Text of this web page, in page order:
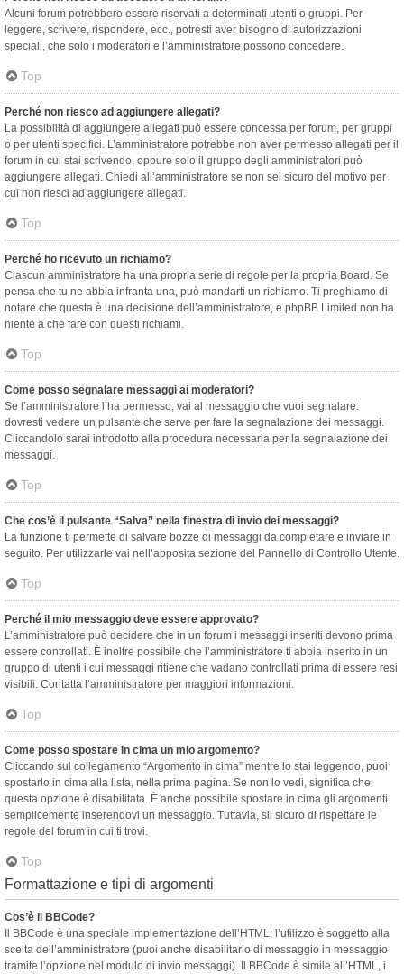
Alcuni forum potrebbero essere riservati a determinati utenti o gruppi. Per
leggere, scrivere, rispondere, ecc., potresti aver bisogno di autorizzazioni
speciali, che solo i moderatori e l’amministratore possono concedere.
Top
Perché non riesco ad aggiungere allegati?
La possibilità di aggiungere allegati può essere concessa per forum, per gruppi
o per utenti specifici. L’amministratore potrebbe non aver permesso allegati per il
forum in cui stai scrivendo, oppure solo il gruppo degli amministratori può
aggiungere allegati. Chiedi all’amministratore se non sei sicuro del motivo per
cui non riesci ad aggiungere allegati.
Top
Perché ho ricevuto un richiamo?
Ciascun amministratore ha una propria serie di regole per la propria Board. Se
pensa che tu ne abbia infranta una, può mandarti un richiamo. Ti preghiamo di
notare che questa è una decisione dell’amministratore, e phpBB Limited non ha
niente a che fare con questi richiami.
Top
Come posso segnalare messaggi ai moderatori?
Se l’amministratore l’ha permesso, vai al messaggio che vuoi segnalare:
dovresti vedere un pulsante che serve per fare la segnalazione dei messaggi.
Cliccandolo sarai introdotto alla procedura necessaria per la segnalazione dei
messaggi.
Top
Che cos’è il pulsante “Salva” nella finestra di invio dei messaggi?
La funzione ti permette di salvare bozze di messaggi da completare e inviare in
seguito. Per utilizzarle vai nell’apposita sezione del Pannello di Controllo Utente.
Top
Perché il mio messaggio deve essere approvato?
L’amministratore può decidere che in un forum i messaggi inseriti devono prima
essere controllati. È inoltre possibile che l’amministratore ti abbia inserito in un
gruppo di utenti i cui messaggi ritiene che vadano controllati prima di essere resi
visibili. Contatta l’amministratore per maggiori informazioni.
Top
Come posso spostare in cima un mio argomento?
Cliccando sul collegamento “Argomento in cima” mentre lo stai leggendo, puoi
spostarlo in cima alla lista, nella prima pagina. Se non lo vedi, significa che
questa opzione è disabilitata. È anche possibile spostare in cima gli argomenti
semplicemente inserendovi un messaggio. Tuttavia, sii sicuro di rispettare le
regole del forum in cui ti trovi.
Top
Formattazione e tipi di argomenti
Cos’è il BBCode?
Il BBCode è una speciale implementazione dell’HTML; l’utilizzo è soggetto alla
scelta dell’amministratore (puoi anche disabilitarlo di messaggio in messaggio
tramite l’opzione nel modulo di invio messaggi). Il BBCode è simile all’HTML, i